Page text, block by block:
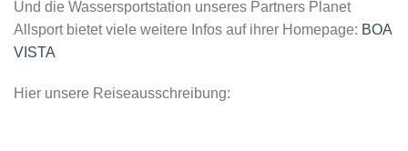
Und die Wassersportstation unseres Partners Planet
Allsport bietet viele weitere Infos auf ihrer Homepage: BOA
VISTA
Hier unsere Reiseausschreibung: